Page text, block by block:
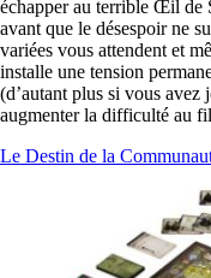
échapper au terrible Œil de
avant que le désespoir ne
variées vous attendent et
installe une tension
(d’autant plus si vous
augmenter la difficulté au
Le Destin de la